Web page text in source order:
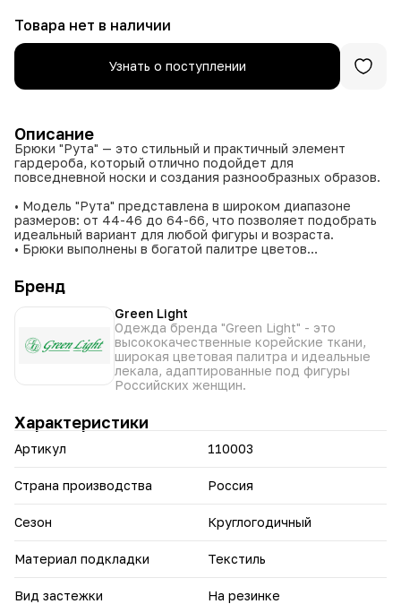
Товара нет в наличии
Узнать о поступлении
Описание
Брюки "Рута" — это стильный и практичный элемент
гардероба, который отлично подойдет для
повседневной носки и создания разнообразных образов.
• Модель "Рута" представлена в широком диапазоне
размеров: от 44-46 до 64-66, что позволяет подобрать
идеальный вариант для любой фигуры и возраста.
• Брюки выполнены в богатой палитре цветов
Эти брюки станут отличным дополнением к вашему стилю
и помогут подчеркнуть индивидуальность.
Бренд
Green Light
Одежда бренда "Green Light" - это
высококачественные корейские ткани,
широкая цветовая палитра и идеальные
лекала, адаптированные под фигуры
Российских женщин.
Характеристики
Артикул 110003
Страна производства Россия
Сезон Круглогодичный
Материал подкладки Текстиль
Вид застежки На резинке